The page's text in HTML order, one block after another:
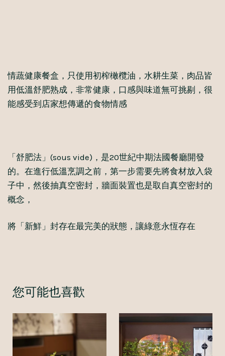
情蔬健康餐盒，只使用初榨橄欖油，水耕生菜，肉品皆
用低溫舒肥熟成，非常健康，口感與味道無可挑剔，很
能感受到店家想傳遞的食物情感
「舒肥法」(sous vide)，是20世紀中期法國餐廳開發
的。在進行低溫烹調之前，第一步需要先將食材放入袋
子中，然後抽真空密封，牆面裝置也是取自真空密封的
概念，
將「新鮮」封存在最完美的狀態，讓綠意永恆存在
您可能也喜歡